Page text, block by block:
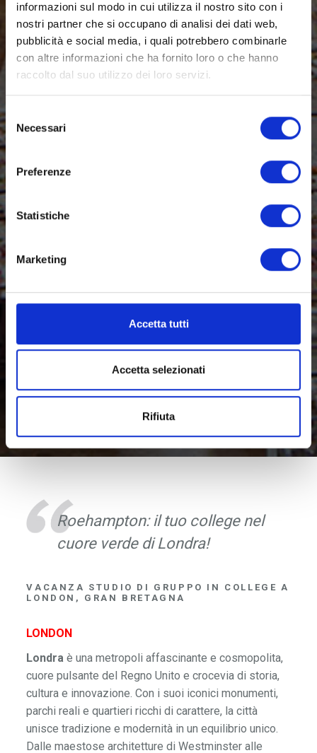
informazioni sul modo in cui utilizza il nostro sito con i
nostri partner che si occupano di analisi dei dati web,
pubblicità e social media, i quali potrebbero combinarle
con altre informazioni che ha fornito loro o che hanno
raccolto dal suo utilizzo dei loro servizi.
Selezione
del
consenso
Necessari
Preferenze
Statistiche
Marketing
Accetta tutti
Accetta selezionati
Rifiuta
Roehampton: il tuo college nel
cuore verde di Londra!
VACANZA STUDIO DI GRUPPO IN COLLEGE A
LONDON, GRAN BRETAGNA
LONDON
Londraè una metropoli affascinante e cosmopolita,
cuore pulsante del Regno Unito e crocevia di storia,
cultura e innovazione. Con i suoi iconici monumenti,
parchi reali e quartieri ricchi di carattere, la città
unisce tradizione e modernità in un equilibrio unico.
Dalle maestose architetture di Westminster alle